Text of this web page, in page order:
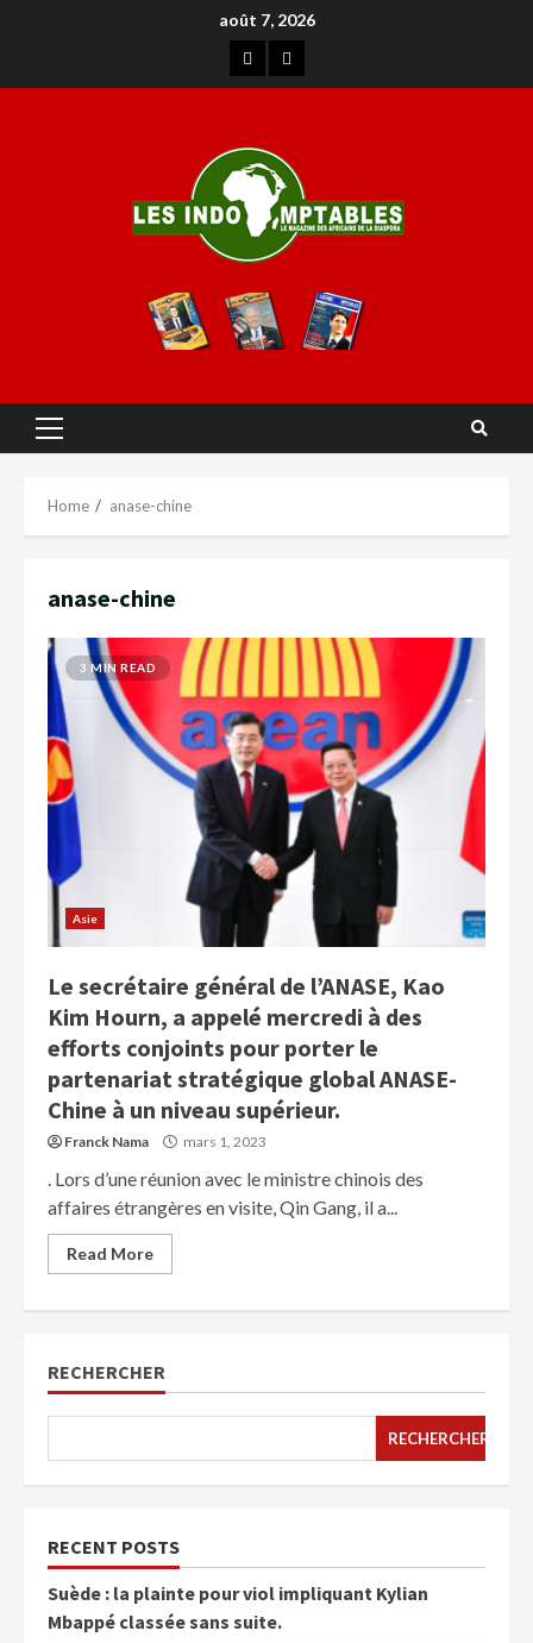
août 7, 2026
Home anase-chine
anase-chine
3 MIN READ
Asie
Le secrétaire général de l’ANASE, Kao
Kim Hourn, a appelé mercredi à des
efforts conjoints pour porter le
partenariat stratégique global ANASE-
Chine à un niveau supérieur.
Franck Nama mars 1, 2023
. Lors d’une réunion avec le ministre chinois des
affaires étrangères en visite, Qin Gang, il a...
Read More
RECHERCHER
RECHERCHER
RECENT POSTS
Suède : la plainte pour viol impliquant Kylian
Mbappé classée sans suite.